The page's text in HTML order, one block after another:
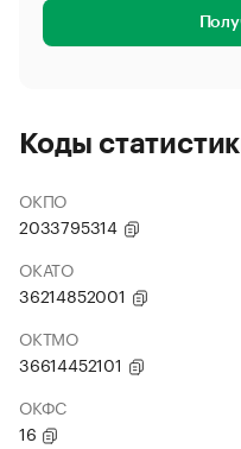
Коды
ОКПО
2033795314
ОКАТО
36214852001
ОКТМО
36614452101
ОКФС
16